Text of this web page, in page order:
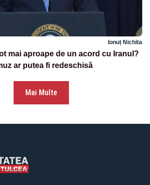
Ionuț Nichita
mai aproape de un acord cu Iranul?
ar putea fi redeschisă
Mai Multe